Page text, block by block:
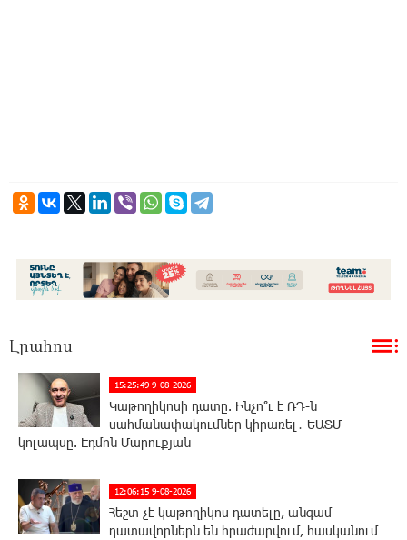
Լրահոս
15:25:49 9-08-2026
Կաթողիկոսի դատը. Ինչո՞ւ է ՌԴ-ն
սահմանափակումներ կիրառել․ ԵԱՏՄ
կոլապսը. Էդմոն Մարուքյան
12:06:15 9-08-2026
Հեշտ չէ կաթողիկոս դատելը, անգամ
դատավորներն են հրաժարվում, հասկանում